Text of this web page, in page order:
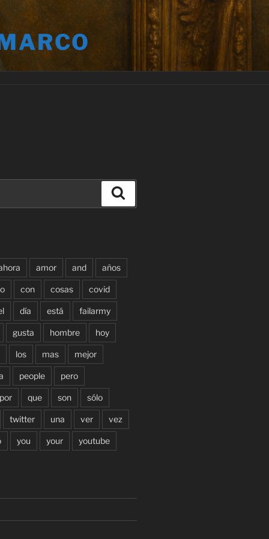
amor and años
con cosas covid
día está failarmy
gusta hombre hoy
los mas mejor
people pero
que son sólo
twitter una ver vez
you your youtube